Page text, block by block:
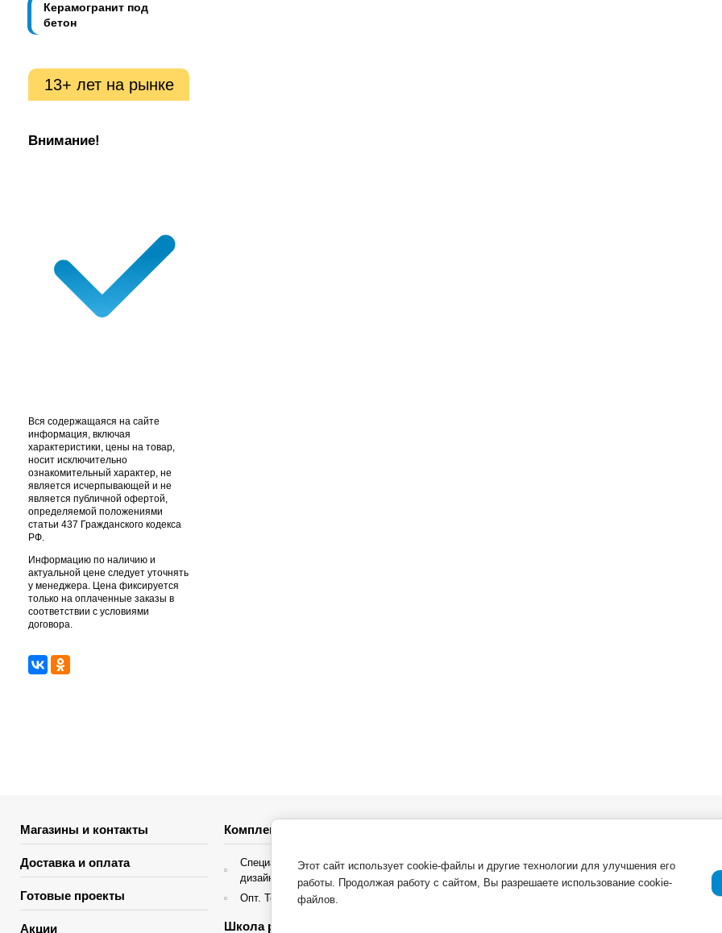
Керамогранит под
бетон
13+ лет на рынке
Внимание!
Вся содержащаяся на сайте
информация, включая
характеристики, цены на товар,
носит исключительно
ознакомительный характер, не
является исчерпывающей и не
является публичной офертой,
определяемой положениями
статьи 437 Гражданского кодекса
РФ.
Информацию по наличию и
актуальной цене следует уточнять
у менеджера. Цена фиксируется
только на оплаченные заказы в
соответствии с условиями
договора.
Магазины и контакты
Доставка и оплата
Готовые проекты
Акции
Комплектация объектов. Опт
Специальные условия для
дизайнеров интерьера
Опт. Торгующие организации
Школа ремонта
Новости
Возврат
Приемка
Этот сайт использует cookie-файлы и другие технологии для улучшения его
работы. Продолжая работу с сайтом, Вы разрешаете использование cookie-
файлов.